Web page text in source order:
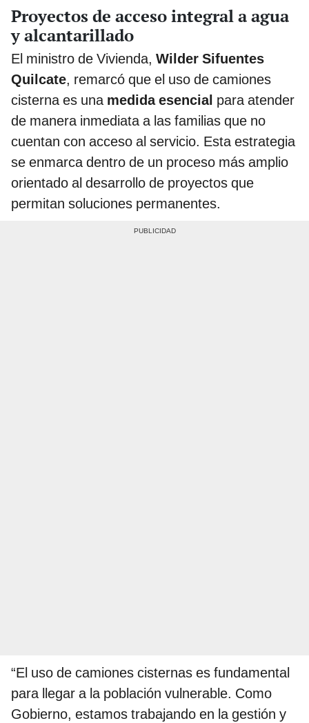
Proyectos de acceso integral a agua
y alcantarillado
El ministro de Vivienda, Wilder Sifuentes
Quilcate, remarcó que el uso de camiones
cisterna es una medida esencial para atender
de manera inmediata a las familias que no
cuentan con acceso al servicio. Esta estrategia
se enmarca dentro de un proceso más amplio
orientado al desarrollo de proyectos que
permitan soluciones permanentes.
“El uso de camiones cisternas es fundamental
para llegar a la población vulnerable. Como
Gobierno, estamos trabajando en la gestión y